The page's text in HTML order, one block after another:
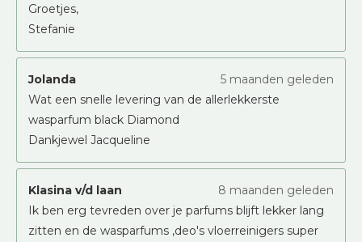
Groetjes,
Stefanie
Jolanda
5 maanden geleden
Wat een snelle levering van de allerlekkerste
wasparfum black Diamond
Dankjewel Jacqueline
Klasina v/d laan
8 maanden geleden
Ik ben erg tevreden over je parfums blijft lekker lang
zitten en de wasparfums ,deo's vloerreinigers super